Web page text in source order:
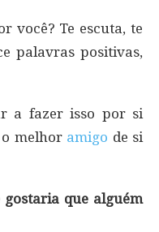
você? Te escuta, te
palavras positivas,
a fazer isso por si
melhor amigo de si
gostaria que alguém